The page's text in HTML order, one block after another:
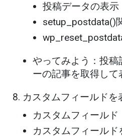
投稿データの表示
setup_postdata()
やってみよう：投稿
ーの記事を取得して
カスタムフィールドを
カスタムフィールド
カスタムフィールド